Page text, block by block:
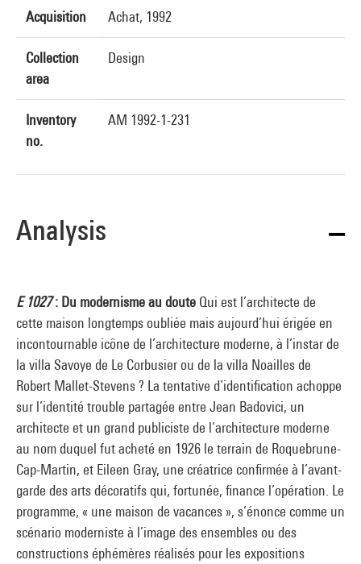
Acquisition Achat, 1992
Collection
area
Design
Inventory
no.
AM 1992-1-231
Analysis
E 1027: Du modernisme au doute Qui est l’architecte de
cette maison longtemps oubliée mais aujourd’hui érigée en
incontournable icône de l’architecture moderne, à l’instar de
la villa Savoye de Le Corbusier ou de la villa Noailles de
Robert Mallet-Stevens ? La tentative d’identification achoppe
sur l’identité trouble partagée entre Jean Badovici, un
architecte et un grand publiciste de l’architecture moderne
au nom duquel fut acheté en 1926 le terrain de Roquebrune-
Cap-Martin, et Eileen Gray, une créatrice confirmée à l’avant-
garde des arts décoratifs qui, fortunée, finance l’opération. Le
programme, « une maison de vacances », s’énonce comme un
scénario moderniste à l’image des ensembles ou des
constructions éphémères réalisés pour les expositions